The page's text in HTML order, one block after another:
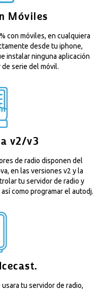
Móviles
con móviles, en cualquiera
desde tu iphone,
instalar ninguna aplicación
serie del móvil.
v2/v3
de radio disponen del
en las versiones v2 y la
tu servidor de radio y
como programar el autodj.
tu servidor de radio,